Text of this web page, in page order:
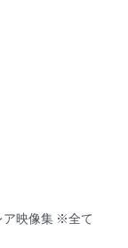
ア映像集 ※全て